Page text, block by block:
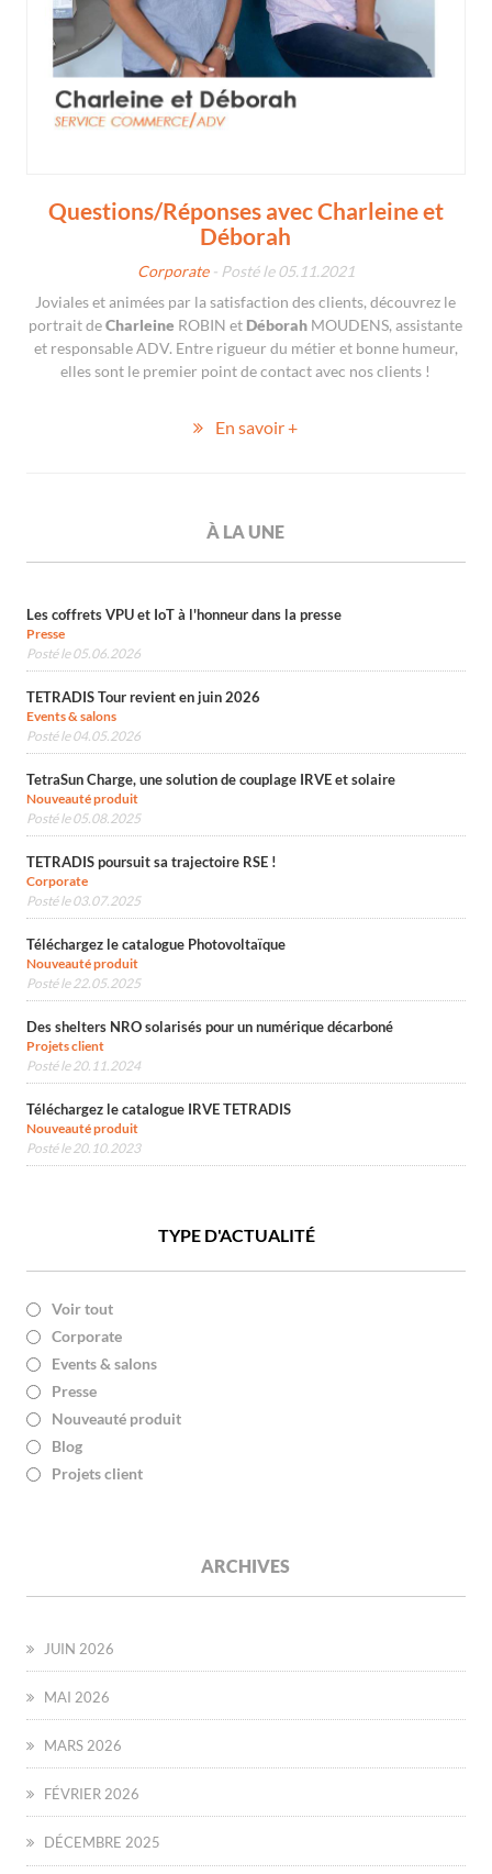
Questions/Réponses avec Charleine et
Déborah
Corporate- Posté le 05.11.2021
Joviales et animées par la satisfaction des clients, découvrez le
portrait deCharleine ROBIN et Déborah MOUDENS, assistante
et responsable ADV. Entre rigueur du métier et bonne humeur,
elles sont le premier point de contact avec nos clients !
En savoir +
À LA UNE
Les coffrets VPU et IoT à l'honneur dans la presse
Presse
Posté le 05.06.2026
TETRADIS Tour revient en juin 2026
Events & salons
Posté le 04.05.2026
TetraSun Charge, une solution de couplage IRVE et solaire
Nouveauté produit
Posté le 05.08.2025
TETRADIS poursuit sa trajectoire RSE !
Corporate
Posté le 03.07.2025
Téléchargez le catalogue Photovoltaïque
Nouveauté produit
Posté le 22.05.2025
Des shelters NRO solarisés pour un numérique décarboné
Projets client
Posté le 20.11.2024
Téléchargez le catalogue IRVE TETRADIS
Nouveauté produit
Posté le 20.10.2023
TYPE D'ACTUALITÉ
Voir tout
Corporate
Events & salons
Presse
Nouveauté produit
Blog
Projets client
ARCHIVES
JUIN 2026
MAI 2026
MARS 2026
FÉVRIER 2026
DÉCEMBRE 2025